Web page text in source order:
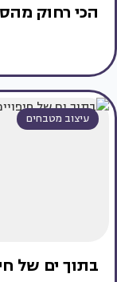
הכי רחוק
עיצוב מטבחים
בתוך ים של